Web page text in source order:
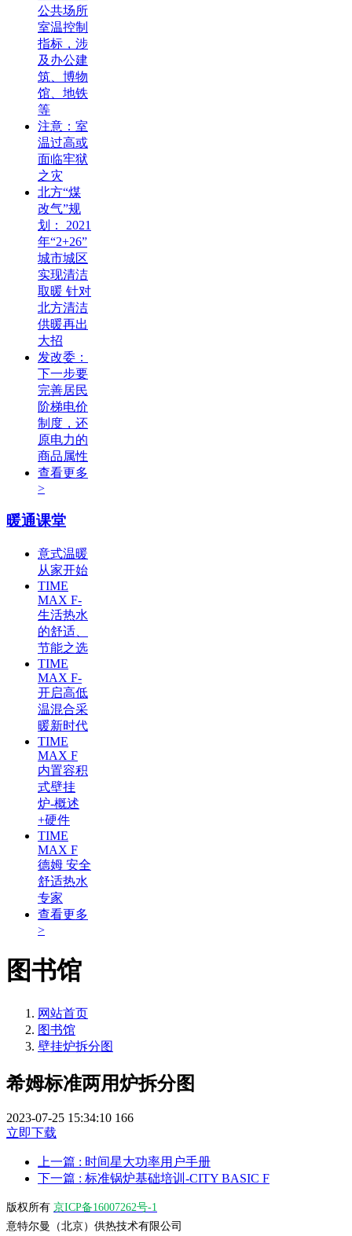
公共场所
室温控制
指标，涉
及办公建
筑、博物
馆、地铁
等
注意：室
温过高或
面临牢狱
之灾
北方“煤
改气”规
划： 2021
年“2+26”
城市城区
实现清洁
取暖 针对
北方清洁
供暖再出
大招
发改委：
下一步要
完善居民
阶梯电价
制度，还
原电力的
商品属性
查看更多
>
暖通课堂
意式温暖
从家开始
TIME
MAX F-
生活热水
的舒适、
节能之选
TIME
MAX F-
开启高低
温混合采
暖新时代
TIME
MAX F
内置容积
式壁挂
炉-概述
+硬件
TIME
MAX F
德姆 安全
舒适热水
专家
查看更多
>
图书馆
网站首页
图书馆
壁挂炉拆分图
希姆标准两用炉拆分图
2023-07-25 15:34:10 166
立即下载
上一篇 : 时间星大功率用户手册
下一篇 : 标准锅炉基础培训-CITY BASIC F
版权所有 京ICP备16007262号-1
意特尔曼（北京）供热技术有限公司